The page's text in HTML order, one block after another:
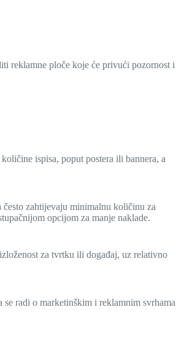
reklamne ploče koje će privući pozornost i
ispisa, poput postera ili bannera, a
zahtijevaju minimalnu količinu za
opcijom za manje naklade.
za tvrtku ili događaj, uz relativno
radi o marketinškim i reklamnim svrhama